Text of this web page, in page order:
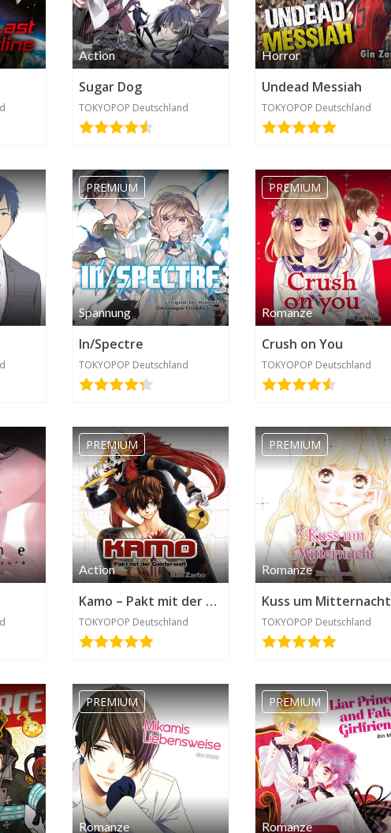
Action
Sugar Dog
TOKYOPOP Deutschland
Horror
Undead Messiah
TOKYOPOP Deutschland
PREMIUM
Spannung
In/Spectre
TOKYOPOP Deutschland
PREMIUM
Romanze
Crush on You
TOKYOPOP Deutschland
PREMIUM
Action
Kamo – Pakt mit der Geisterwelt
TOKYOPOP Deutschland
PREMIUM
Romanze
Kuss um Mitternacht
TOKYOPOP Deutschland
PREMIUM
Romanze
PREMIUM
Romanze